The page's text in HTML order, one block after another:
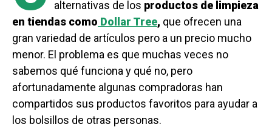
alternativas de los productos de limpieza
en tiendas como Dollar Tree, que ofrecen una
gran variedad de artículos pero a un precio mucho
menor. El problema es que muchas veces no
sabemos qué funciona y qué no, pero
afortunadamente algunas compradoras han
compartidos sus productos favoritos para ayudar a
los bolsillos de otras personas.